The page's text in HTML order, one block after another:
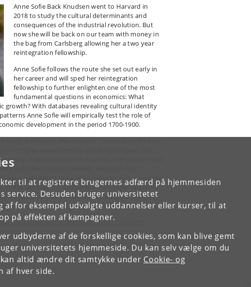
til at registrere brugernes adfærd på hjemmesiden
service. Desuden bruger universitetet
for eksempel udvalgte uddannelser eller kurser, til at
på effekten af kampagner.
udbyderne af de forskellige cookies, som kan blive gemt
universitetets hjemmeside. Du kan selv vælge om du
altid ændre dit samtykke under Cookie- og
af hver side.
Anne Sofie Back Knudsen went to Harvard in
2018 to study the cultural determinants and
consequences of the industrial revolution. But
now she will be back on our team with money in
the bag from Carlsberg allowing her a two year
reintegration fellowship.
Anne Sofie follows the route she set out early in
her career and will sped her reintegration
fellowship to further enlighten one of the most
fundamental questions in economics: What
growth? With databases revealing cultural identity
Anne Sofie will empirically test the role of
development in the period 1700-1900.
costly. A question then is if cultural differences hold
outcomes across societies. Research has
between culture and contemporary economic
These correlations do however not imply causal
if and how cultural norms shape economic
perspective (and data) is necessary."
grant and proposed work on the Carlsberg